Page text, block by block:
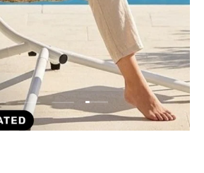
Dia laden 1 van 4
Dia laden 2 van 4
Dia laden 3 van 4
Dia laden 4 van 4